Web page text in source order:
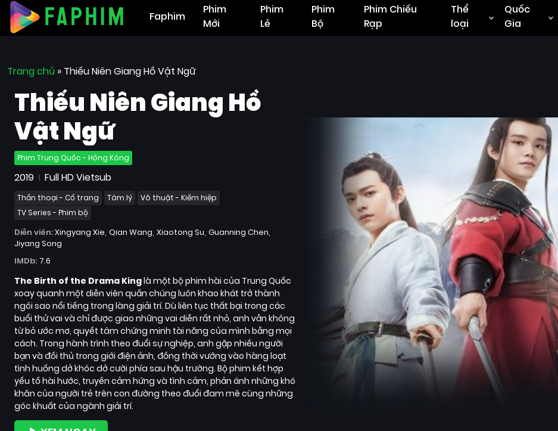
Faphim
Phim
Mới
Phim
Lẻ
Phim
Bộ
Phim Chiếu
Rạp
Thể
loại
Quốc
Gia
Trang chủ » Thiếu Niên Giang Hồ Vật Ngữ
Thiếu Niên Giang Hồ
Vật Ngữ
Phim Trung Quốc - Hồng Kông
2019 Full HD Vietsub
Thần thoại - Cổ trang Tâm lý
Võ thuật - Kiếm hiệp
TV Series - Phim bộ
Diễn viên:Xingyang Xie Qian Wang Xiaotong Su Guanning Chen
Jiyang Song
IMDb: 7.6
The Birth of the Drama Kinglà một bộ phim hài của Trung Quốc
xoay quanh một diễn viên quần chúng luôn khao khát trở thành
ngôi sao nổi tiếng trong làng giải trí. Dù liên tục thất bại trong các
buổi thử vai và chỉ được giao những vai diễn rất nhỏ, anh vẫn không
từ bỏ ước mơ, quyết tâm chứng minh tài năng của mình bằng mọi
cách. Trong hành trình theo đuổi sự nghiệp, anh gặp nhiều người
bạn và đối thủ trong giới điện ảnh, đồng thời vướng vào hàng loạt
tình huống dở khóc dở cười phía sau hậu trường. Bộ phim kết hợp
yếu tố hài hước, truyền cảm hứng và tình cảm, phản ánh những khó
khăn của người trẻ trên con đường theo đuổi đam mê cùng những
góc khuất của ngành giải trí.